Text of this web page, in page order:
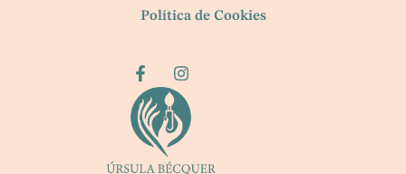
Política de Cookies